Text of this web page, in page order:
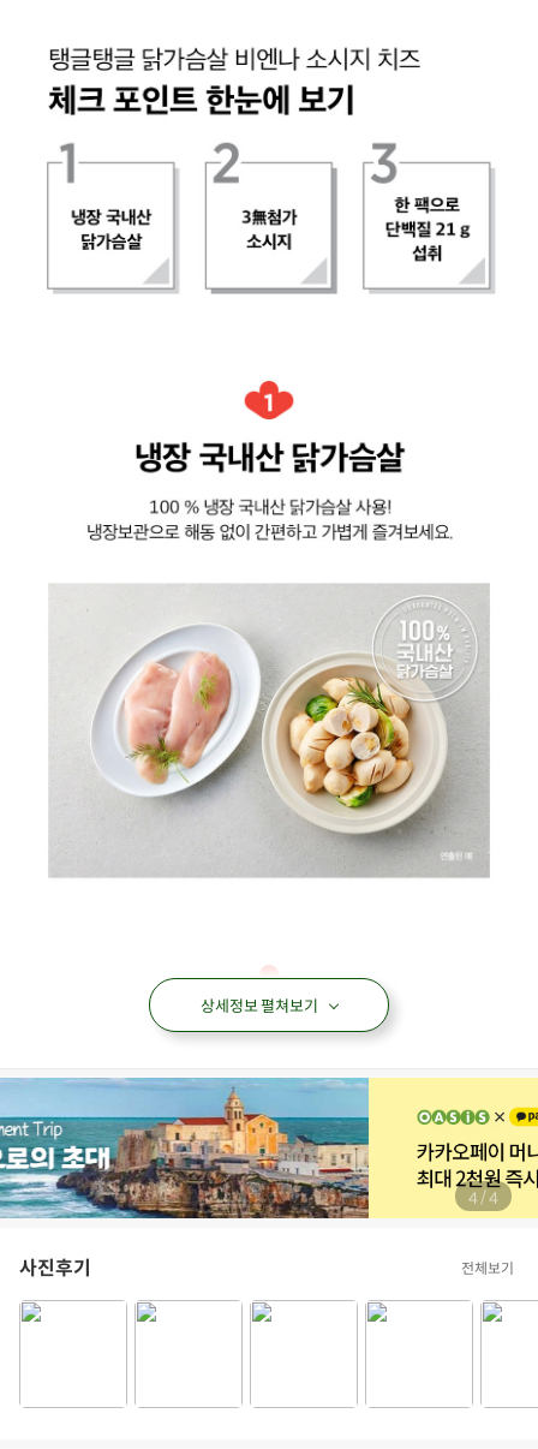
상세정보 펼쳐보기
4 /4
사진후기 전체보기